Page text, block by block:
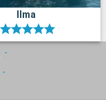
Ilma